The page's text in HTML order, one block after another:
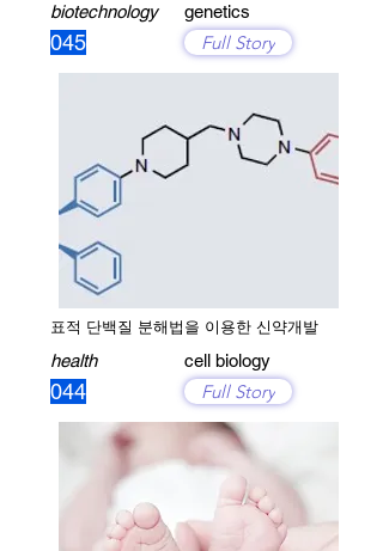
biotechnology
045
genetics
Full Story
표적 단백질 분해법을 이용한 신약개발
health
044
cell biology
Full Story